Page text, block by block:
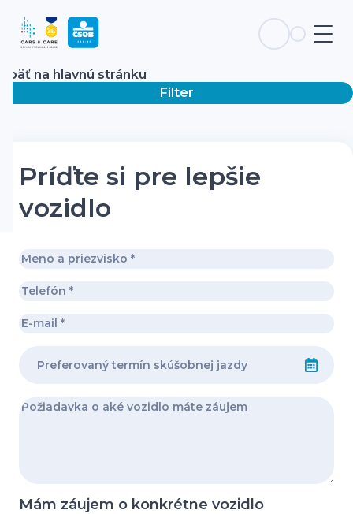
Späť na hlavnú stránku
Filter
Príďte si pre lepšie
vozidlo
Mám záujem o konkrétne vozidlo